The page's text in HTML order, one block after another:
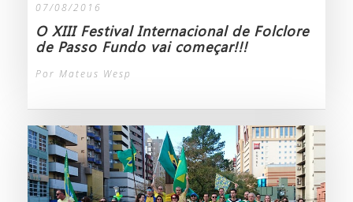
07/08/2016
O XIII Festival Internacional de Folclore
de Passo Fundo vai começar!!!
Por Mateus Wesp